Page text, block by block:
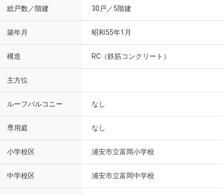
総戸数／階建 30戸／5階建
築年月 昭和55年1月
構造 RC（鉄筋コンクリート）
主方位
ルーフバルコニー なし
専用庭 なし
小学校区 浦安市立富岡小学校
中学校区 浦安市立富岡中学校